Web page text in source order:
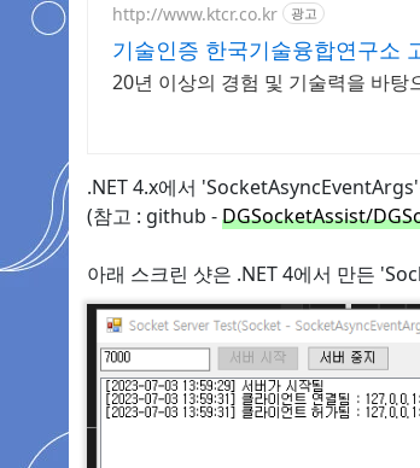
http://www.ktcr.co.kr 광고
기술인증 한국기술융합연구소
20년 이상의 경험 및 기술력을 바
.NET 4.x에서
(참고 : github -DGSocketAssist/
아래 스크린 샷은 .NET 4에서 만든